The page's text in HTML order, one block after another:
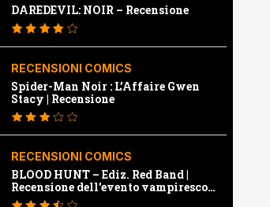
DAREDEVIL: NOIR – Recensione
RECENSIONI COMICS
Spider-Man Noir : L’Affaire Gwen
Stacy | Recensione
RECENSIONI COMICS
BLOOD HUNT – Ediz. Red Band |
Recensione dell’evento vampiresco
della Marvel